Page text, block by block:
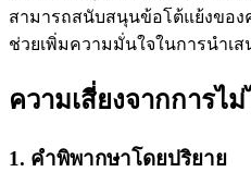
สามารถสนับสนุนข้อโต้แย้งของ
ช่วยเพิ่มความมั่นใจในการนำเ
ความเสี่ยงจากการไ
1. คำพิพากษาโดยปริยาย